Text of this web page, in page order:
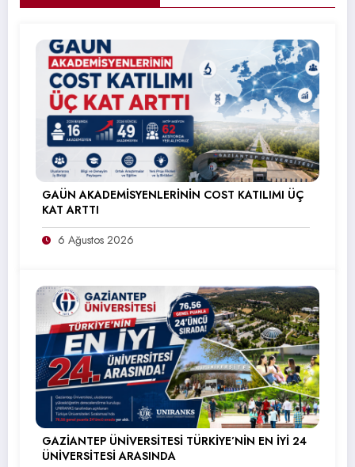
GAÜN AKADEMİSYENLERİNİN COST KATILIMI ÜÇ
KAT ARTTI
6 Ağustos 2026
GAZİANTEP ÜNİVERSİTESİ TÜRKİYE’NİN EN İYİ 24
ÜNİVERSİTESİ ARASINDA